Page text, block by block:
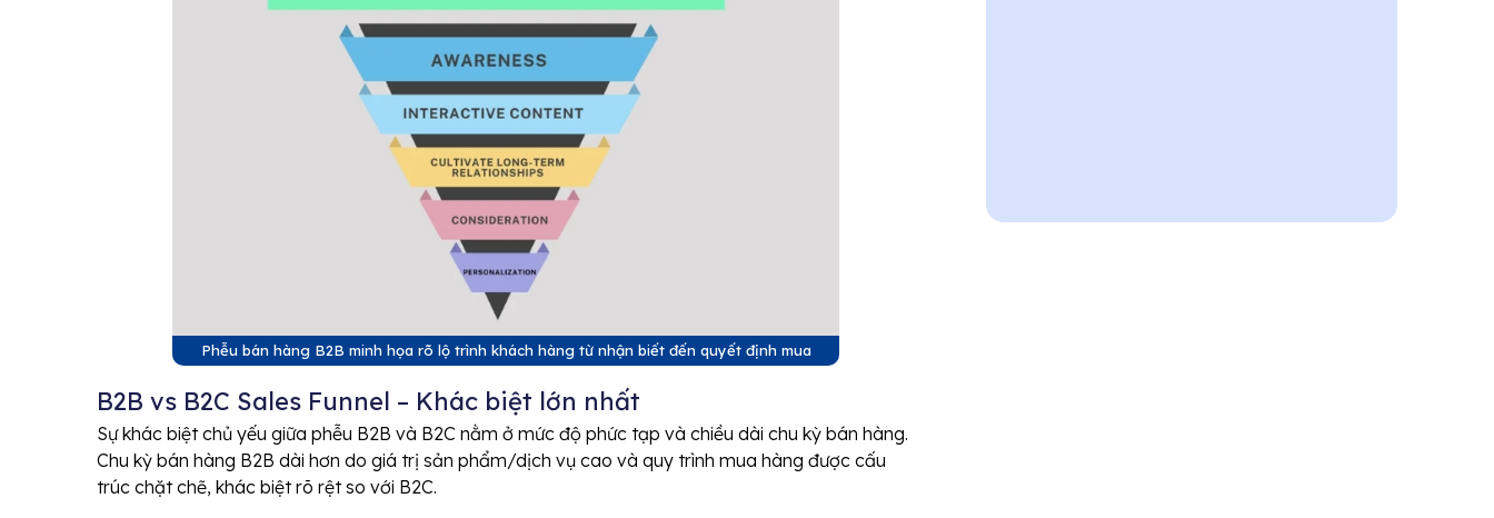
Phễu bán hàng B2B minh họa rõ lộ trình khách hàng từ nhận biết đến quyết định mua
B2B vs B2C Sales Funnel – Khác biệt lớn nhất
Sự khác biệt chủ yếu giữa phễu B2B và B2C nằm ở mức độ phức tạp và chiều dài chu kỳ bán hàng.
Chu kỳ bán hàng B2B dài hơn do giá trị sản phẩm/dịch vụ cao và quy trình mua hàng được cấu
trúc chặt chẽ, khác biệt rõ rệt so với B2C.